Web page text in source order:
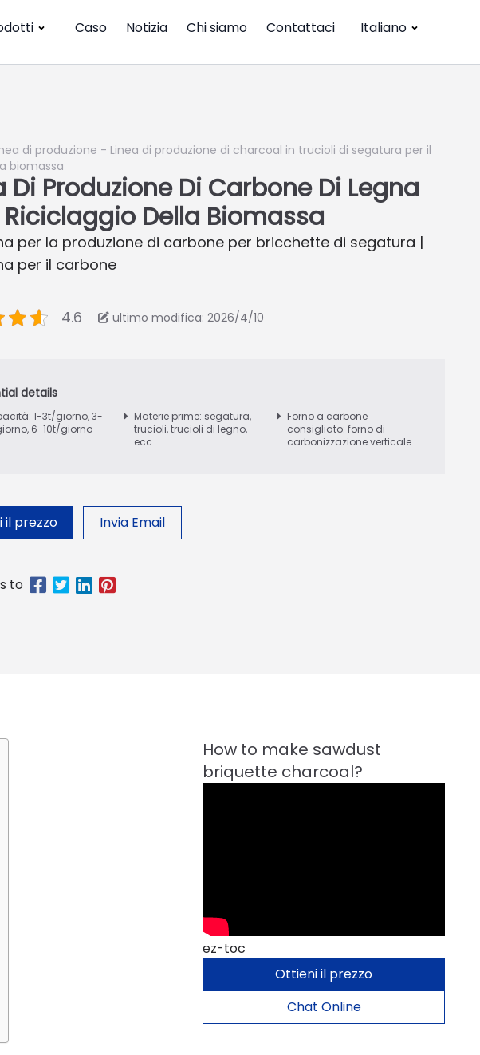
Caso Notizia Chi siamo Contattaci Italiano
di produzione - Linea di produzione di charcoal in trucioli di segatura per il
biomassa
Di Produzione Di Carbone Di Legna
Riciclaggio Della Biomassa
per la produzione di carbone per bricchette di segatura |
per il carbone
4.6 ultimo modifica: 2026/4/10
1-3t/giorno, 3-
6-10t/giorno
Materie prime: segatura,
trucioli, trucioli di legno,
ecc
Forno a carbone
consigliato: forno di
carbonizzazione verticale
il prezzo Invia Email
ez-toc
Ottieni il prezzo
Chat Online